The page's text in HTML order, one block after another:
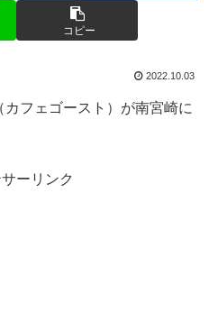
コピー
2022.10.03
フェゴースト）が南宮崎に
ーリンク